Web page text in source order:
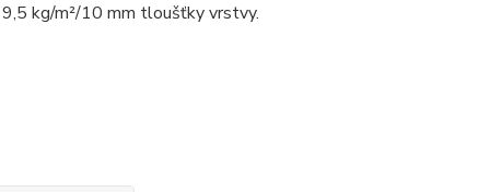
kg/m²/10 mm tloušťky vrstvy.